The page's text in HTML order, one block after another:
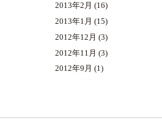
2013年2月 (16)
2013年1月 (15)
2012年12月 (3)
2012年11月 (3)
2012年9月 (1)